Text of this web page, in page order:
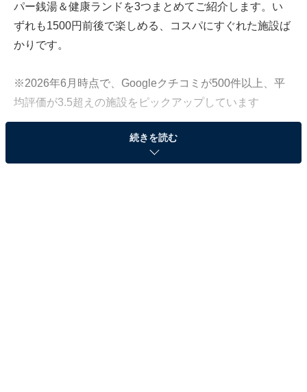
パー銭湯＆健康ランドを3つまとめてご紹介します。い
ずれも1500円前後で楽しめる、コスパにすぐれた施設ば
かりです。
※2026年6月時点で、Googleクチコミが500件以上、平
均評価が3.5超えの施設をピックアップしています
この記事の執筆者： All About ニュース編集
部
続きを読む